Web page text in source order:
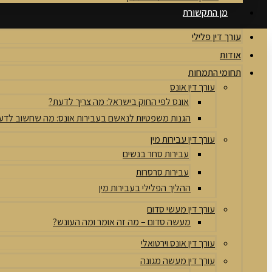
מן התקשורת
עורך דין פלילי
אודות
תחומי התמחות
עורך דין אונס
אונס לפי החוק בישראל: מה צריך לדעת?
הגנות משפטיות לנאשם בעבירות אונס: מה שחשוב
עורך דין עבירות מין
עבירות סחר בנשים
עבירות סרסרות
ההליך הפלילי בעבירות מין
עורך דין מעשי סדום
מעשה סדום – מה זה אומר ומה העונש?
עורך דין אונס וירטואלי
עורך דין מעשה מגונה